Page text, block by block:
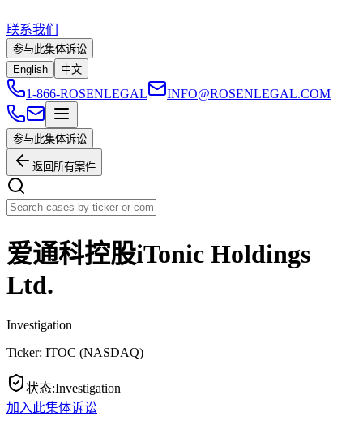
联系我们
参与此集体诉讼
English
中文
1-866-ROSENLEGAL INFO@ROSENLEGAL.COM
参与此集体诉讼
返回所有案件
爱通科控股iTonic Holdings
Ltd.
Investigation
Ticker: ITOC (NASDAQ)
状态:Investigation
加入此集体诉讼